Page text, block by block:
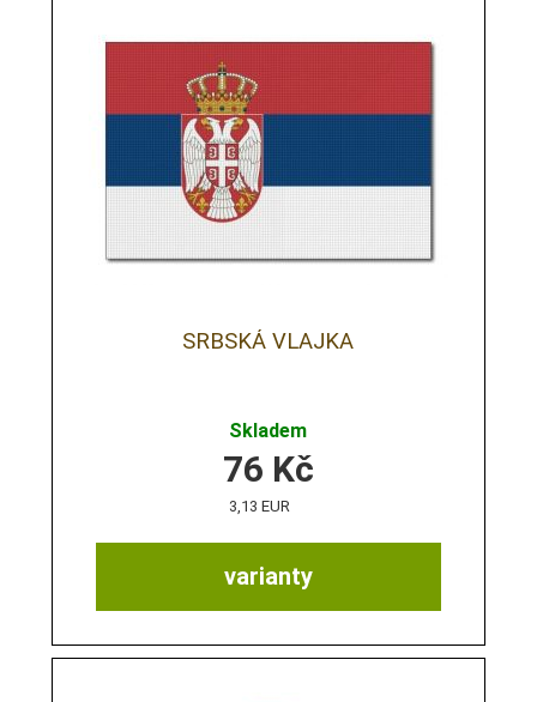
SRBSKÁ VLAJKA
Skladem
varianty
76 Kč
3,13 EUR